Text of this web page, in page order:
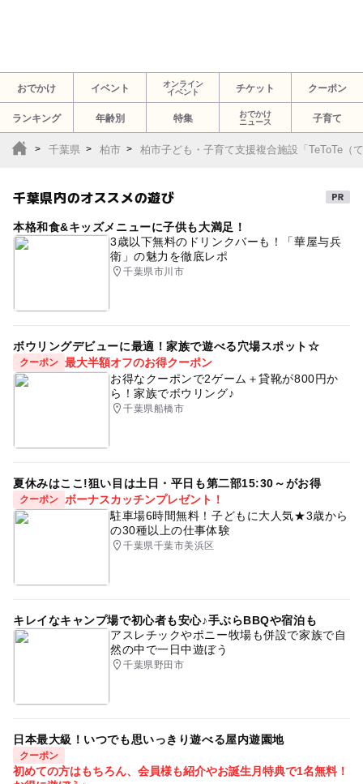
おでかけ イベント
オンライン
イベント
チケット クーポン
ランキング 年齢別 特集
おでかけ
ニュース
子育て
千葉県 柏市 柏市子ども・子育て支援複合施設「TeToTe（
千葉県内のオススメの遊び
本格和食&キッズメニューに子供も大満足！
3歳以下無料のドリンクバーも！「華屋与兵
衛」の魅力を徹底レポ
千葉県市川市
ボウリングデビューに最適！家族で遊べる穴場スポット☆
クーポン 最大半額オフのお得クーポン
お得なクーポンで2ゲーム＋貸靴が800円か
ら！家族でボウリング♪
千葉県船橋市
夏休みはここ!狙い目は土日・平日も第二部15:30～がお得
クーポン
ボーナスカッチンプレゼント！
駐車場6時間無料！子どもに大人気★3歳から
の30種以上の仕事体験
千葉県千葉市美浜区
キレイなキャンプ場で初心者も安心♪手ぶらBBQや宿泊も
アスレチックやポニー牧場も併設で家族で自
然の中で一日中遊ぼう
千葉県野田市
日本最大級！いつでも思いっきり遊べる屋内遊園地
クーポン
初めての方はもちろん、会員様も紹介やお誕生月特典で1名無料！